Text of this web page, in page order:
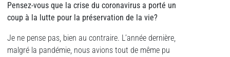
Pensez-vous que la crise du coronavirus a porté un
coup à la lutte pour la préservation de la vie?
Je ne pense pas, bien au contraire. L’année dernière,
malgré la pandémie, nous avions tout de même pu